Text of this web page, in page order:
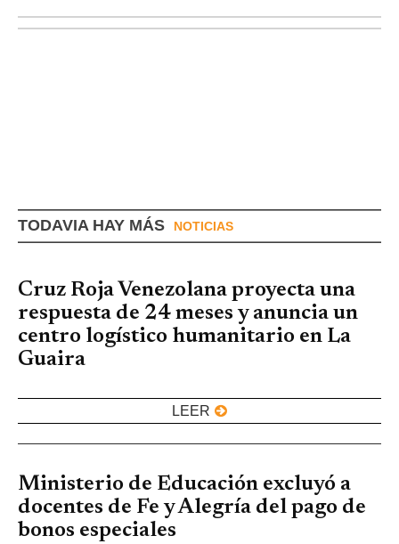
TODAVIA HAY MÁS NOTICIAS
Cruz Roja Venezolana proyecta una
respuesta de 24 meses y anuncia un
centro logístico humanitario en La
Guaira
LEER
Ministerio de Educación excluyó a
docentes de Fe y Alegría del pago de
bonos especiales